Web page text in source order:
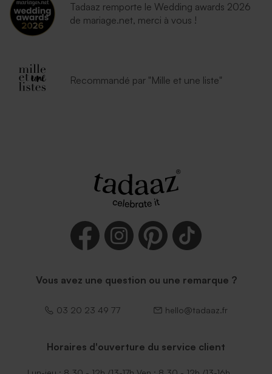
Tadaaz remporte le Wedding awards 2026
de mariage.net, merci à vous !
Recommandé par "Mille et une liste"
Vous avez une question ou une remarque ?
03 20 23 49 77 hello@tadaaz.fr
Horaires d'ouverture du service client